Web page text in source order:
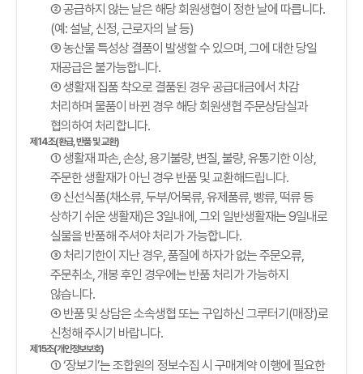
② 공급하지 않는 날은 해당 회원생협이 정한 날에 따릅니다.
(예: 설날, 신정, 근로자의 날 등)
③ 농산물 특성상 결품이 발생할 수 있으며, 그에 대한 당일
재공급은 불가능합니다.
④ 생활재 집품 착오로 결품된 경우 공급대금에서 차감
처리하며 물품이 바뀐 경우 해당 회원생협 주문상담실과
협의하여 처리합니다.
제14조(환급, 반품 및 교환)
① 생활재 파손, 손상, 용기불량, 변질, 불량, 유통기한 이상,
주문한 생활재가 아닌 경우 반품 및 교환해드립니다.
② 신선식품(채소류, 두부/어묵류, 유제품류, 빵류, 떡류 등
상하기 쉬운 생활재)은 3일내에, 그외 일반생활재는 9일내로
실물을 반품해 주셔야 처리가 가능합니다.
③ 처리기한이 지난 경우, 품질에 하자가 없는 주문오류,
주문취소, 개봉 후인 경우에는 반품 처리가 가능하지
않습니다.
④ 반품 및 상담은 소속생협 또는 구입하신 그루터기(매장)로
신청해 주시기 바랍니다.
제15조(개인정보보호)
① ‘장보기’는 조합원의 정보수집 시 구매계약 이행에 필요한